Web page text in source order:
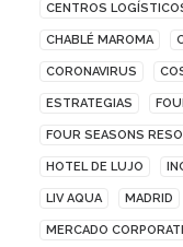
CENTROS
CHABLÉ MAROMA
CORONAVIRUS
ESTRATEGIAS
FOUR SEASONS
HOTEL DE LUJO
LIV AQUA MADRID
MERCADO